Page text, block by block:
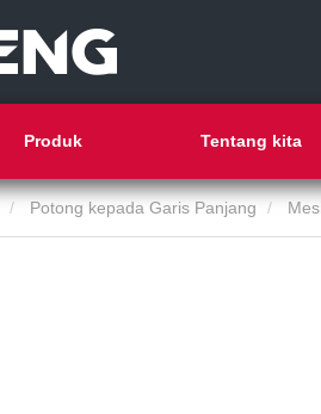
Produk Tentang kita
Potong kepada Garis Panjang